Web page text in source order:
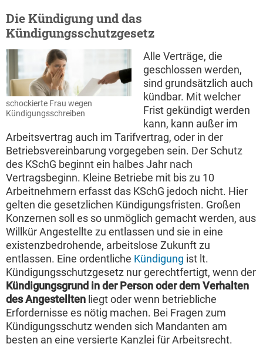
Die Kündigung und das
Kündigungsschutzgesetz
schockierte Frau wegen
Kündigungsschreiben
Alle Verträge, die
geschlossen werden,
sind grundsätzlich auch
kündbar. Mit welcher
Frist gekündigt werden
kann, kann außer im
Arbeitsvertrag auch im Tarifvertrag, oder in der
Betriebsvereinbarung vorgegeben sein. Der Schutz
des KSchG beginnt ein halbes Jahr nach
Vertragsbeginn. Kleine Betriebe mit bis zu 10
Arbeitnehmern erfasst das KSchG jedoch nicht. Hier
gelten die gesetzlichen Kündigungsfristen. Großen
Konzernen soll es so unmöglich gemacht werden, aus
Willkür Angestellte zu entlassen und sie in eine
existenzbedrohende, arbeitslose Zukunft zu
entlassen. Eine ordentliche Kündigung ist lt.
Kündigungsschutzgesetz nur gerechtfertigt, wenn der
Kündigungsgrund in der Person oder dem Verhalten
des Angestellten liegt oder wenn betriebliche
Erfordernisse es nötig machen. Bei Fragen zum
Kündigungsschutz wenden sich Mandanten am
besten an eine versierte Kanzlei für Arbeitsrecht.